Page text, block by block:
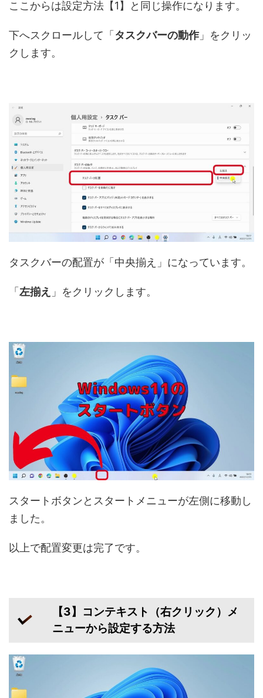
ここからは設定方法【1】と同じ操作になります。
下へスクロールして「 タスクバーの動作」をクリッ
クします。
タスクバーの配置が「中央揃え」になっています。
「左揃え 」をクリックします。
スタートボタンとスタートメニューが左側に移動し
ました。
以上で配置変更は完了です。
【3】コンテキスト（右クリック）メ
ニューから設定する方法